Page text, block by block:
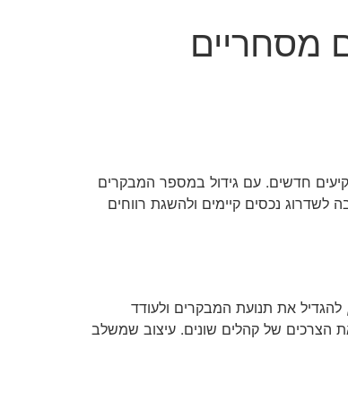
מסחריים
חדשים. עם גידול במספר המבקרים
לשדרוג נכסים קיימים ולהשגת רווחים
להגדיל את תנועת המבקרים ולעודד
הצרכים של קהלים שונים. עיצוב שמשלב